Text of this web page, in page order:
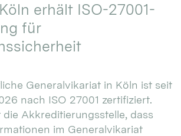
erhält ISO-27001-
für
Generalvikariat in Köln ist seit
nach ISO 27001 zertifiziert.
Akkreditierungsstelle, dass
im Generalvikariat